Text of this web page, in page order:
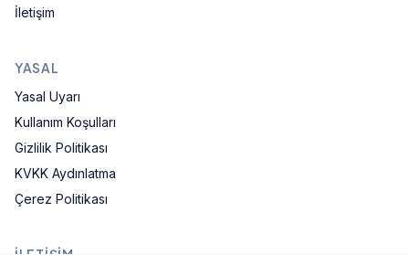
İletişim
YASAL
Yasal Uyarı
Kullanım Koşulları
Gizlilik Politikası
KVKK Aydınlatma
Çerez Politikası